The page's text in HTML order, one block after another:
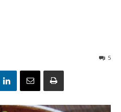
5